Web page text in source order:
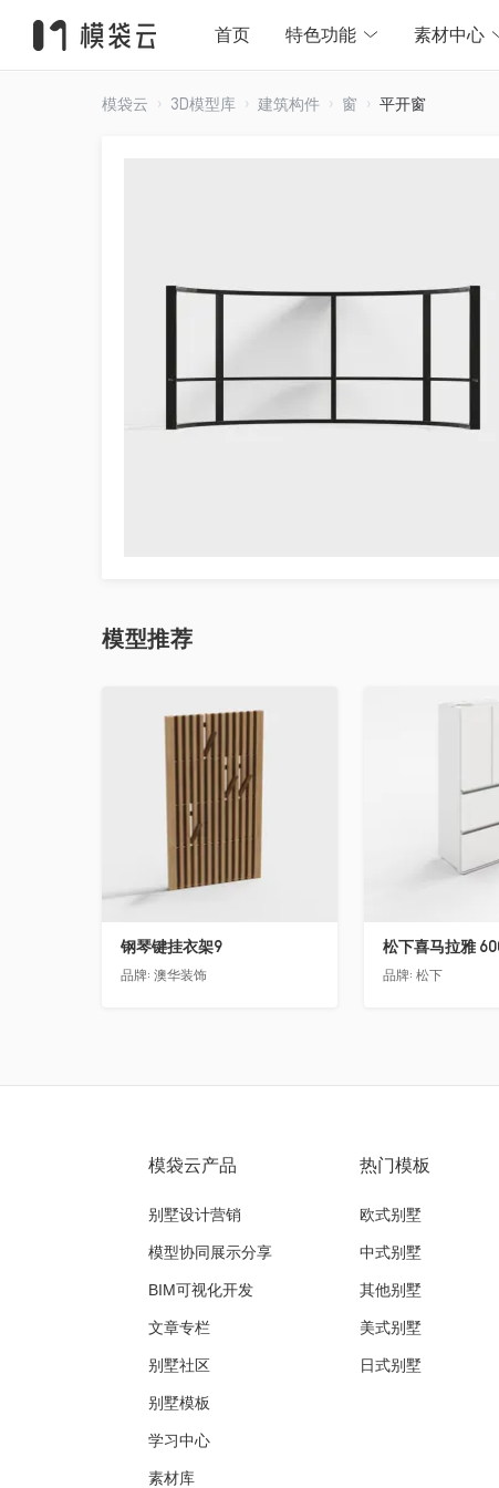
首页 特色功能 素材中心
模袋云 3D模型库 建筑构件 窗 平开窗
模型推荐
收藏
钢琴键挂衣架9
品牌: 澳华装饰
松下喜马拉雅
品牌: 松下
模袋云产品
别墅设计营销
模型协同展示分享
BIM可视化开发
文章专栏
别墅社区
别墅模板
学习中心
素材库
热门模板
欧式别墅
中式别墅
其他别墅
美式别墅
日式别墅